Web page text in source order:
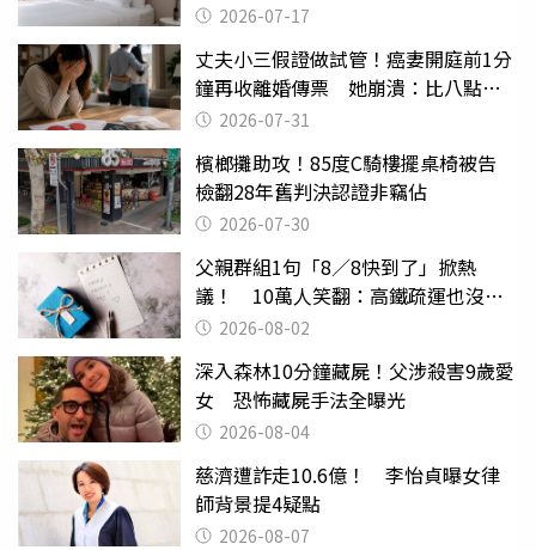
2026-07-17
丈夫小三假證做試管！癌妻開庭前1分
鐘再收離婚傳票 她崩潰：比八點檔
還扯2026-07-31
檳榔攤助攻！85度C騎樓擺桌椅被告
檢翻28年舊判決認證非竊佔
2026-07-30
父親群組1句「8／8快到了」掀熱
議！ 10萬人笑翻：高鐵疏運也沒列
父親節
2026-08-02
深入森林10分鐘藏屍！父涉殺害9歲愛
女 恐怖藏屍手法全曝光
2026-08-04
慈濟遭詐走10.6億！ 李怡貞曝女律
師背景提4疑點
2026-08-07